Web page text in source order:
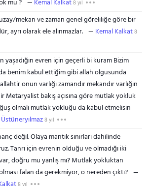
mu ? Kemal Kalkat8 yıl
mekan ve zaman genel göreliliğe göre bir
ayrı olarak ele alınmazlar.
Kemal Kalkat8
yaşadığın evren için geçerli bi kuram Bizim
benim kabul ettiğim gibi allah olgusunda
onun varlığı zamandır mekandır varlığın
Metaryalist bakış açısına göre mutlak yokluk
olmalı mutlak yokluğu da kabul etmelisin
8 yıl
değil. Olaya mantık sınırları dahilinde
Tanrı için evrenin olduğu ve olmadığı iki
doğru mu yanlış mı? Mutlak yokluktan
falan da gerekmiyor, o nereden çıktı?